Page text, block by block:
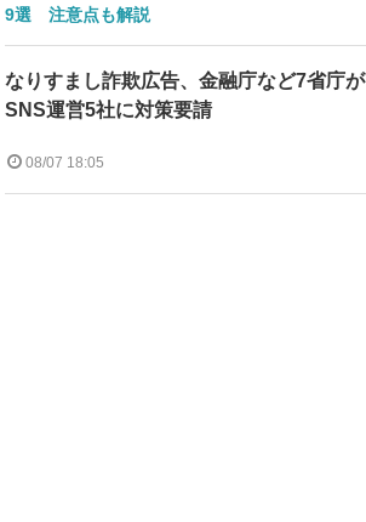
9選 注意点も解説
なりすまし詐欺広告、金融庁など7省庁が
SNS運営5社に対策要請
08/07 18:05